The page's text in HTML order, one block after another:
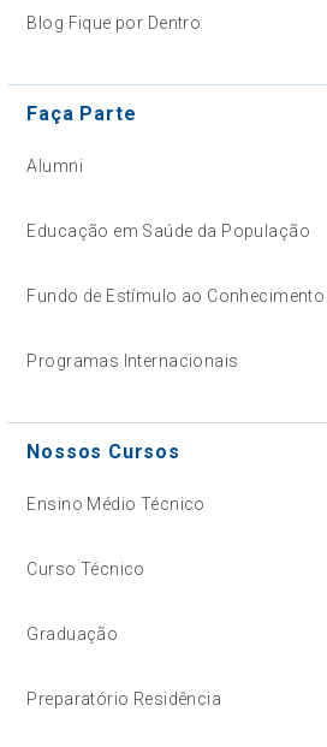
Blog Fique por Dentro
Faça Parte
Alumni
Educação em Saúde da População
Fundo de Estímulo ao Conhecimento
Programas Internacionais
Nossos Cursos
Ensino Médio Técnico
Curso Técnico
Graduação
Preparatório Residência